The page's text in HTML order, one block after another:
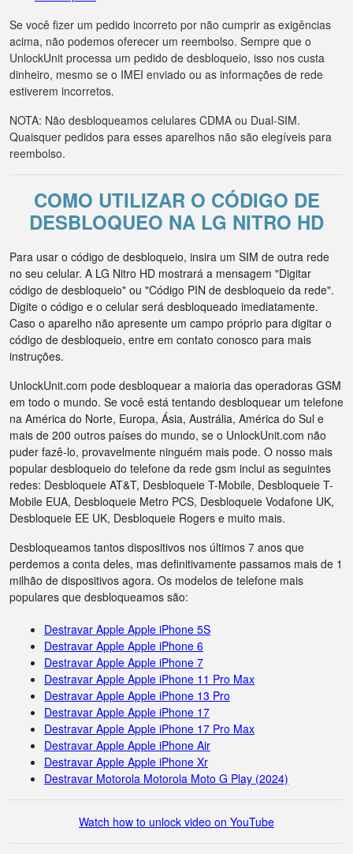
Se você fizer um pedido incorreto por não cumprir as exigências
acima, não podemos oferecer um reembolso. Sempre que o
UnlockUnit processa um pedido de desbloqueio, isso nos custa
dinheiro, mesmo se o IMEI enviado ou as informações de rede
estiverem incorretos.
NOTA: Não desbloqueamos celulares CDMA ou Dual-SIM.
Quaisquer pedidos para esses aparelhos não são elegíveis para
reembolso.
COMO UTILIZAR O CÓDIGO DE
DESBLOQUEO NA LG NITRO HD
Para usar o código de desbloqueio, insira um SIM de outra rede
no seu celular. A LG Nitro HD mostrará a mensagem "Digitar
código de desbloqueio" ou "Código PIN de desbloqueio da rede".
Digite o código e o celular será desbloqueado imediatamente.
Caso o aparelho não apresente um campo próprio para digitar o
código de desbloqueio, entre em contato conosco para mais
instruções.
UnlockUnit.com pode desbloquear a maioria das operadoras GSM
em todo o mundo. Se você está tentando desbloquear um telefone
na América do Norte, Europa, Ásia, Austrália, América do Sul e
mais de 200 outros países do mundo, se o UnlockUnit.com não
puder fazê-lo, provavelmente ninguém mais pode. O nosso mais
popular desbloqueio do telefone da rede gsm inclui as seguintes
redes: Desbloqueie AT&T, Desbloqueie T-Mobile, Desbloqueie T-
Mobile EUA, Desbloqueie Metro PCS, Desbloqueie Vodafone UK,
Desbloqueie EE UK, Desbloqueie Rogers e muito mais.
Desbloqueamos tantos dispositivos nos últimos 7 anos que
perdemos a conta deles, mas definitivamente passamos mais de 1
milhão de dispositivos agora. Os modelos de telefone mais
populares que desbloqueamos são:
Destravar Apple Apple iPhone 5S
Destravar Apple Apple iPhone 6
Destravar Apple Apple iPhone 7
Destravar Apple Apple iPhone 11 Pro Max
Destravar Apple Apple iPhone 13 Pro
Destravar Apple Apple iPhone 17
Destravar Apple Apple iPhone 17 Pro Max
Destravar Apple Apple iPhone Air
Destravar Apple Apple iPhone Xr
Destravar Motorola Motorola Moto G Play (2024)
Watch how to unlock video on YouTube